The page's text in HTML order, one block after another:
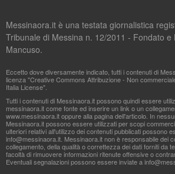
Messinaora.it è una testata giornalistica
Tribunale di Messina n. 12/2011 - Fondato e
Mancuso.
Eccetto dove diversamente indicato, tutti i contenuti di
licenza "Creative Commons Attribuzione - Non
Italia License".
Tutti i contenuti di Messinaora.it possono quindi essere
messinaora.it come fonte ed inserire un link o un
www.messinaora.it oppure alla pagina dell'articolo. In
Messinaora.it possono essere utilizzati per scopi
ulteriori relativi all'utilizzo dei contenuti pubblicati possono
info@messinaora.it . Messinaora.it non è responsabile dei
collegamento, della qualità o correttezza dei dati forniti da
facoltà di rimuovere informazioni ritenute offensive o
Eventuali segnalazioni possono essere inviate a